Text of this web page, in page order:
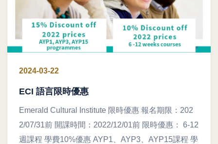
2024-03-22
ECI 語言限時優惠
Emerald Cultural Institute 限時優惠 報名期限：202
2/07/31前 開課時間：2022/12/01前 限時優惠： 6-12
週課程 學費10%優惠 AYP1、AYP3、AYP15課程 學